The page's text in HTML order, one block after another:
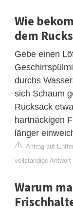
Wie
dem
Gebe einen
durchs
sich Schaum
Rucksack
hartnäckigen
länger
Antrag auf
vollständige
Warum